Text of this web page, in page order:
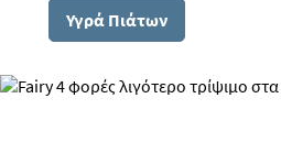
Υγρά Πιάτων